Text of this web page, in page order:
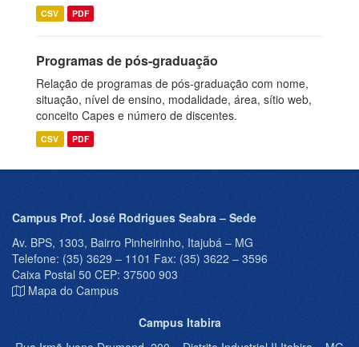
CSV PDF
Programas de pós-graduação
Relação de programas de pós-graduação com nome,
situação, nível de ensino, modalidade, área, sítio web,
conceito Capes e número de discentes.
CSV PDF
Campus Prof. José Rodrigues Seabra – Sede
Av. BPS, 1303, Bairro Pinheirinho, Itajubá – MG
Telefone: (35) 3629 – 1101 Fax: (35) 3622 – 3596
Caixa Postal 50 CEP: 37500 903
Mapa do Campus
Campus Itabira